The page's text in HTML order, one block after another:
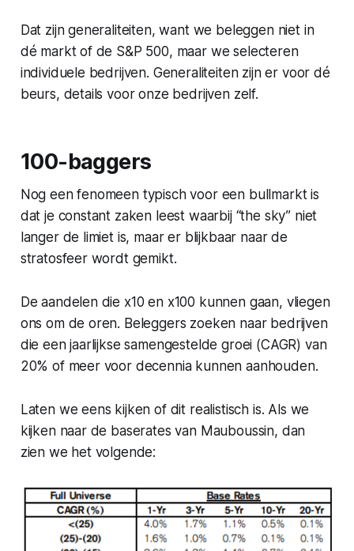
Dat zijn generaliteiten, want we beleggen niet in
dé markt of de S&P 500, maar we selecteren
individuele bedrijven. Generaliteiten zijn er voor dé
beurs, details voor onze bedrijven zelf.
100-baggers
Nog een fenomeen typisch voor een bullmarkt is
dat je constant zaken leest waarbij “the sky” niet
langer de limiet is, maar er blijkbaar naar de
stratosfeer wordt gemikt.
De aandelen die x10 en x100 kunnen gaan, vliegen
ons om de oren. Beleggers zoeken naar bedrijven
die een jaarlijkse samengestelde groei (CAGR) van
20% of meer voor decennia kunnen aanhouden.
Laten we eens kijken of dit realistisch is. Als we
kijken naar de baserates van Mauboussin, dan
zien we het volgende: